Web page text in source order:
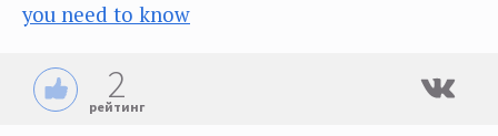
you need to know
2
рейтинг